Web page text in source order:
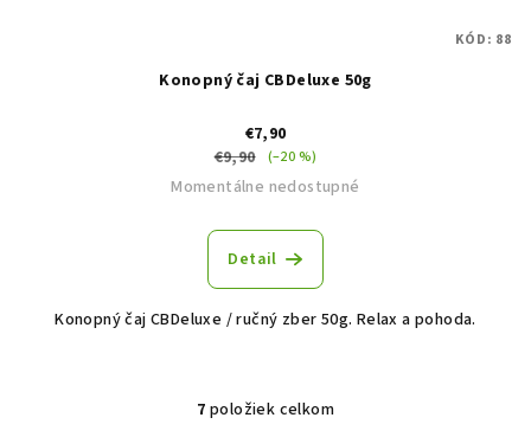
Konopný čaj CBDeluxe 50g
€7,90
€9,90
(–20 %)
Momentálne nedostupné
Detail
Konopný čaj CBDeluxe / ručný zber 50g. Relax a pohoda.
KÓD: 88
O
7 položiek celkom